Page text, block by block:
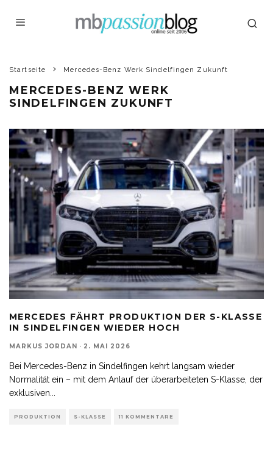
Startseite Mercedes-Benz Werk Sindelfingen Zukunft
MERCEDES-BENZ WERK
SINDELFINGEN ZUKUNFT
MERCEDES FÄHRT PRODUKTION DER S-KLASSE
IN SINDELFINGEN WIEDER HOCH
MARKUS JORDAN · 2. MAI 2026
Bei Mercedes-Benz in Sindelfingen kehrt langsam wieder
Normalität ein – mit dem Anlauf der überarbeiteten S-Klasse, der
exklusiven
PRODUKTION S-KLASSE 11 KOMMENTARE